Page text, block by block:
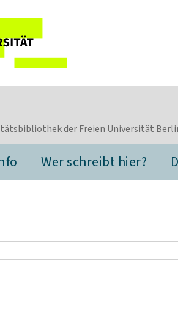
der Freien Universität
Wer schreibt hier?